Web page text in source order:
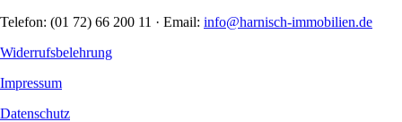
Telefon: (01 72) 66 200 11 · Email: info@harnisch-immobilien.de
Widerrufsbelehrung
Impressum
Datenschutz